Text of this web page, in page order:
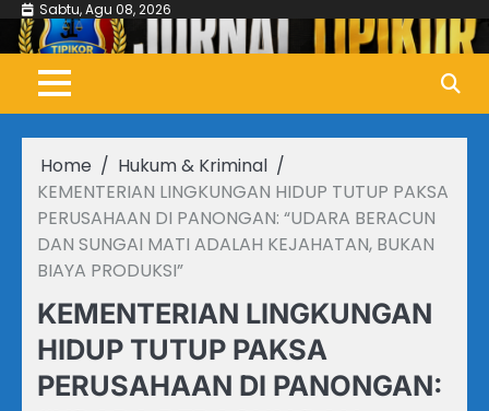
Skip
content
Sabtu, Agu 08, 2026
Home
Hukum & Kriminal
KEMENTERIAN LINGKUNGAN HIDUP TUTUP PAKSA
PERUSAHAAN DI PANONGAN: “UDARA BERACUN
DAN SUNGAI MATI ADALAH KEJAHATAN, BUKAN
BIAYA PRODUKSI”
KEMENTERIAN LINGKUNGAN
HIDUP TUTUP PAKSA
PERUSAHAAN DI PANONGAN: